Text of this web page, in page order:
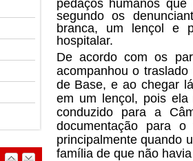
pedaços humanos
segundo os
branca, um lençol e
hospitalar.
De acordo com os
acompanhou o
de Base, e ao chegar
em um lençol, pois
conduzido para a
documentação para
principalmente quando
família de que não